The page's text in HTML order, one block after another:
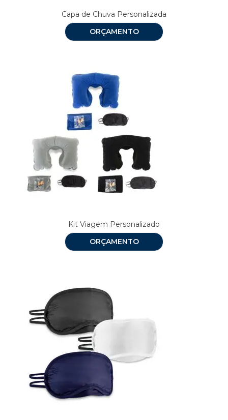
Capa de Chuva Personalizada
ORÇAMENTO
Kit Viagem Personalizado
ORÇAMENTO